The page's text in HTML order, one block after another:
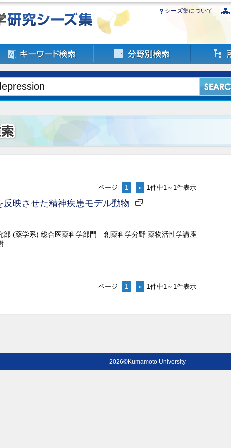
シーズ集について
ページ 1 » 1件中1～1件表示
反映させた精神疾患モデル動物
部 (薬学系) 総合医薬科学部門 創薬科学分野 薬物活性学講座
ページ 1 » 1件中1～1件表示
2026©Kumamoto University